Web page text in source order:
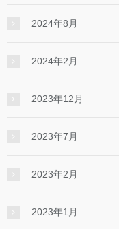
2024年8月
2024年2月
2023年12月
2023年7月
2023年2月
2023年1月